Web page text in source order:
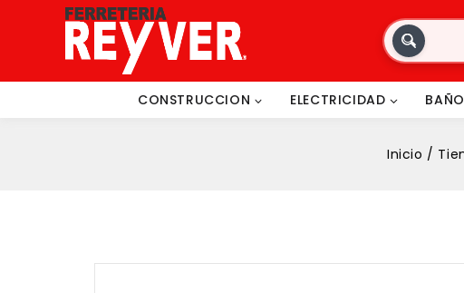
CONSTRUCCION ELECTRICIDAD
Inicio /